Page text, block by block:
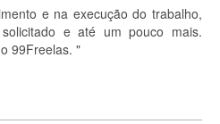
e na execução do trabalho,
e até um pouco mais.
99Freelas. "